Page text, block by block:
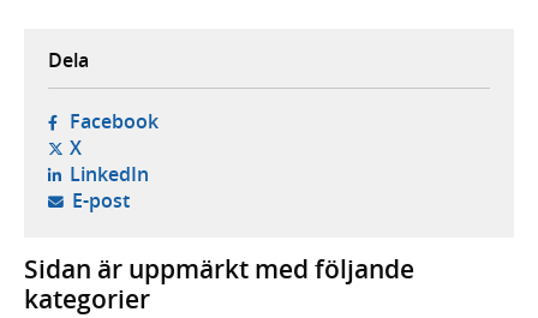
Dela
Facebook- öppnas i ny flik, extern webbplats,
X- öppnas i ny flik, extern webbplats,
LinkedIn- öppnas i ny flik, extern webbplats,
E-post- öppnar din e-postklient,
Sidan är uppmärkt med följande
kategorier